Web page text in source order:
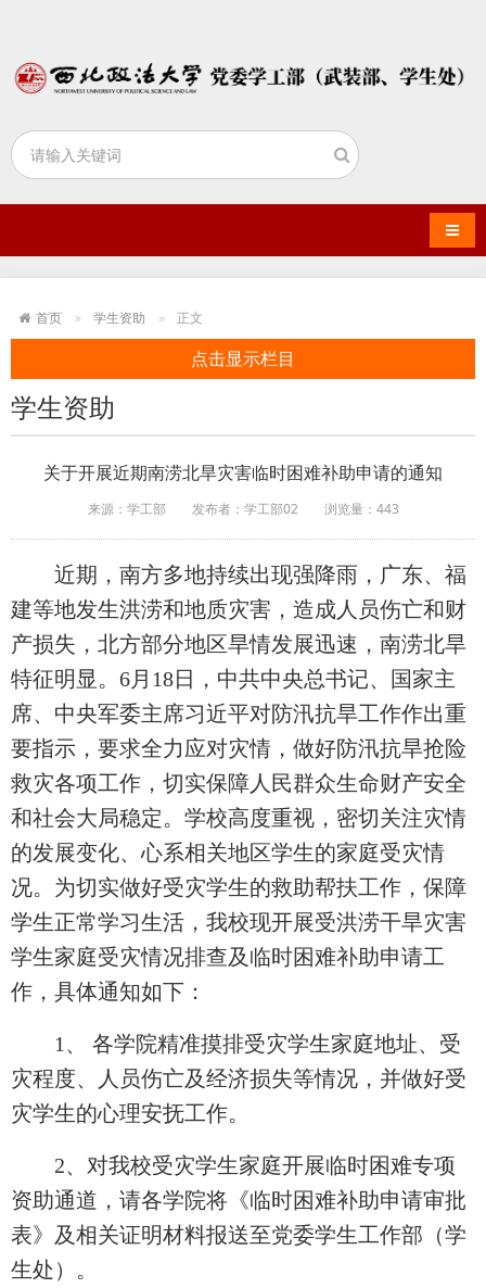
导航
首页 学生资助 正文
点击显示栏目
学生资助
关于开展近期南涝北旱灾害临时困难补助申请的通知
来源：学工部 发布者：学工部02 浏览量： 443
近期，南方多地持续出现强降雨，广东、福
建等地发生洪涝和地质灾害，造成人员伤亡和财
产损失，北方部分地区旱情发展迅速，南涝北旱
特征明显。 6月 18日，中共中央总书记、国家主
席、中央军委主席习近平对防汛抗旱工作作出重
要指示，要求全力应对灾情，做好防汛抗旱抢险
救灾各项工作，切实保障人民群众生命财产安全
和社会大局稳定。学校高度重视，密切关注灾情
的发展变化、心系相关地区学生的家庭受灾情
况。为切实做好受灾学生的救助帮扶工作，保障
学生正常学习生活，我校现开展受洪涝干旱灾害
学生家庭受灾情况排查及临时困难补助申请工
作，具体通知如下：
1 、 各学院精准摸排受灾学生家庭地址、受
灾程度、人员伤亡及经济损失等情况，并做好受
灾学生的心理安抚工作。
2、对我校受灾学生家庭开展临时困难专项
资助通道，请各学院将《临时困难补助申请审批
表》及相关证明材料报送至党委学生工作部（学
生处）。